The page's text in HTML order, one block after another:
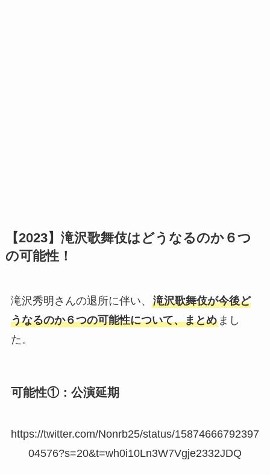
【2023】滝沢歌舞伎はどうなるのか６つ
の可能性！
滝沢秀明さんの退所に伴い、 滝沢歌舞伎が今後ど
うなるのか６つの可能性について、まとめまし
た。
可能性①：公演延期
https://twitter.com/Nonrb25/status/15874666792397
04576?s=20&t=wh0i10Ln3W7Vgje2332JDQ